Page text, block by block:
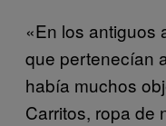
«En los antiguos
que pertenecían
había muchos
Carritos, ropa de